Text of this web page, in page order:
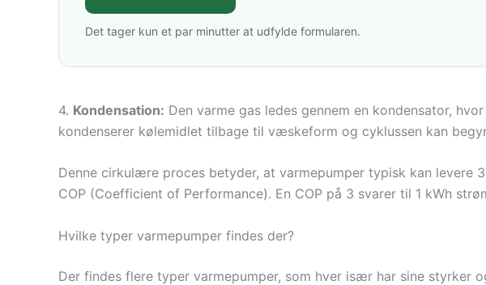
Det tager kun et par minutter at udfylde formularen.
4. Kondensation: Den varme gas ledes gennem en kondensator,
kondenserer kølemidlet tilbage til væskeform og cyklussen kan
Denne cirkulære proces betyder, at varmepumper typisk kan levere
COP (Coefficient of Performance). En COP på 3 svarer til 1 kWh
Hvilke typer varmepumper findes der?
Der findes flere typer varmepumper, som hver især har sine styrker